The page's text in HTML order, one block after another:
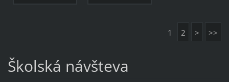
1 2 > >>
Školská návšteva